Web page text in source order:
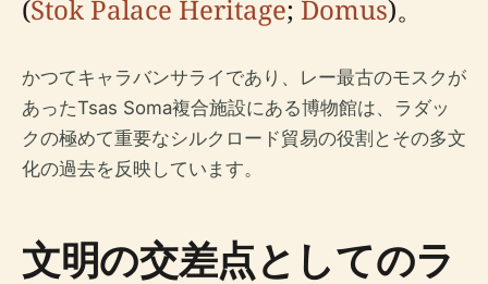
(Stok Palace Heritage; Domus)。
かつてキャラバンサライであり、レー最古のモスクが
あったTsas Soma複合施設にある博物館は、ラダッ
クの極めて重要なシルクロード貿易の役割とその多文
化の過去を反映しています。
文明の交差点としてのラ